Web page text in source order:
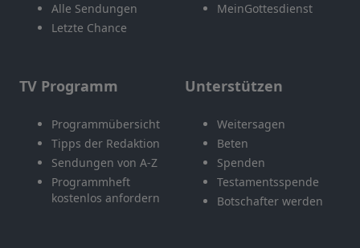
Alle Sendungen
Letzte Chance
MeinGottesdienst
TV Programm
Programmübersicht
Tipps der Redaktion
Sendungen von A-Z
Programmheft
kostenlos anfordern
Unterstützen
Weitersagen
Beten
Spenden
Testamentsspende
Botschafter werden